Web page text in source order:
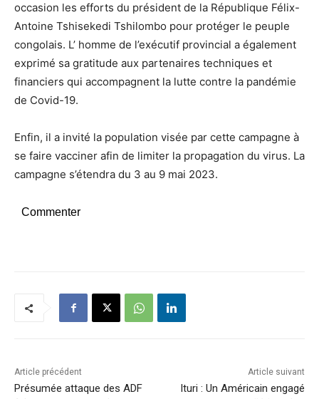
occasion les efforts du président de la République Félix-
Antoine Tshisekedi Tshilombo pour protéger le peuple
congolais. L’ homme de l’exécutif provincial a également
exprimé sa gratitude aux partenaires techniques et
financiers qui accompagnent la lutte contre la pandémie
de Covid-19.
Enfin, il a invité la population visée par cette campagne à
se faire vacciner afin de limiter la propagation du virus. La
campagne s’étendra du 3 au 9 mai 2023.
Commenter
Article précédent
Présumée attaque des ADF
Article suivant
Ituri : Un Américain engagé